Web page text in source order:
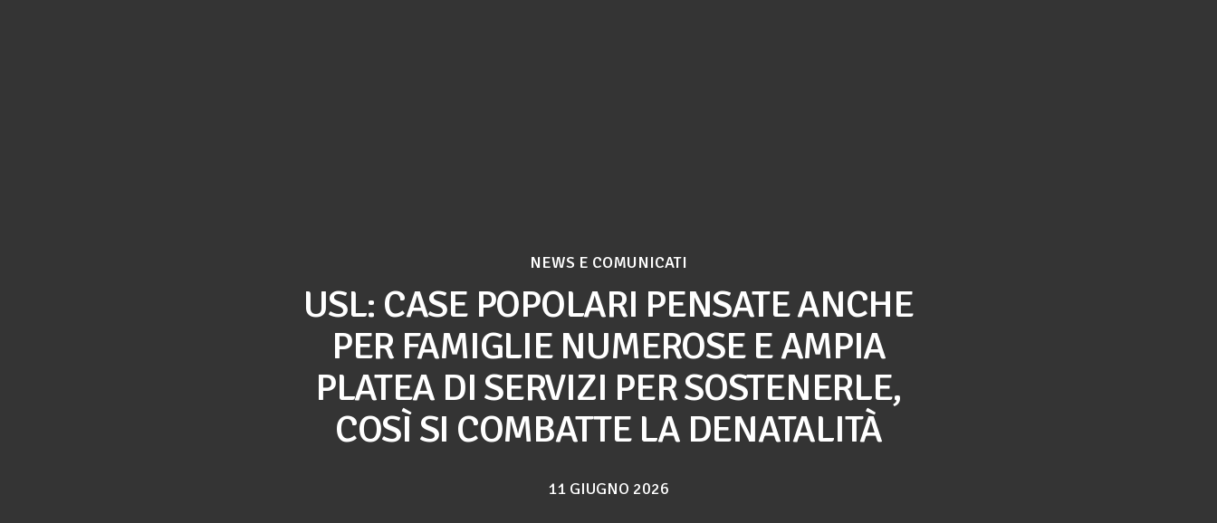
NEWS E COMUNICATI
USL: CASE POPOLARI PENSATE ANCHE
PER FAMIGLIE NUMEROSE E AMPIA
PLATEA DI SERVIZI PER SOSTENERLE,
COSÌ SI COMBATTE LA DENATALITÀ
11 GIUGNO 2026